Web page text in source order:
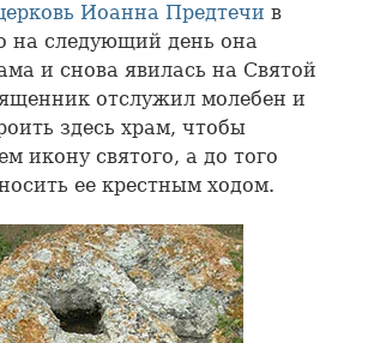
Иоанна Предтечи в
на следующий день она
и снова явилась на Святой
отслужил молебен и
здесь храм, чтобы
икону святого, а до того
ее крестным ходом.